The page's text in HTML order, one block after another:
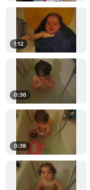
1:12
0:36
0:38